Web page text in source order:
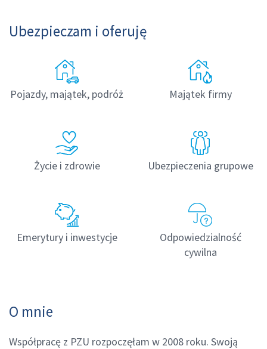
Ubezpieczam i oferuję
Pojazdy, majątek, podróż Majątek firmy
Życie i zdrowie Ubezpieczenia grupowe
Emerytury i inwestycje
Odpowiedzialność
cywilna
O mnie
Współpracę z PZU rozpoczęłam w 2008 roku. Swoją